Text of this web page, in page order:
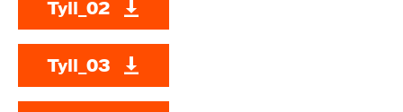
Tyll_02
Tyll_03